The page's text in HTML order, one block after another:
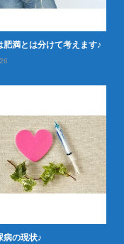
肥満とは分けて考えます♪
病の現状♪